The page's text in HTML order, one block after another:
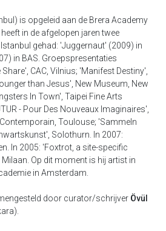
is opgeleid aan de Brera Academy
in de afgelopen jaren twee
gehad: 'Juggernaut' (2009) in
in BAS. Groepspresentaties
CAC, Vilnius; 'Manifest Destiny',
than Jesus', New Museum, New
In Town', Taipei Fine Arts
- Pour Des Nouveaux Imaginaires',
Toulouse; 'Sammeln
Solothurn. In 2007:
In 2005: 'Foxtrot, a site-specific
Op dit moment is hij artist in
in Amsterdam.
door curator/schrijver Övül